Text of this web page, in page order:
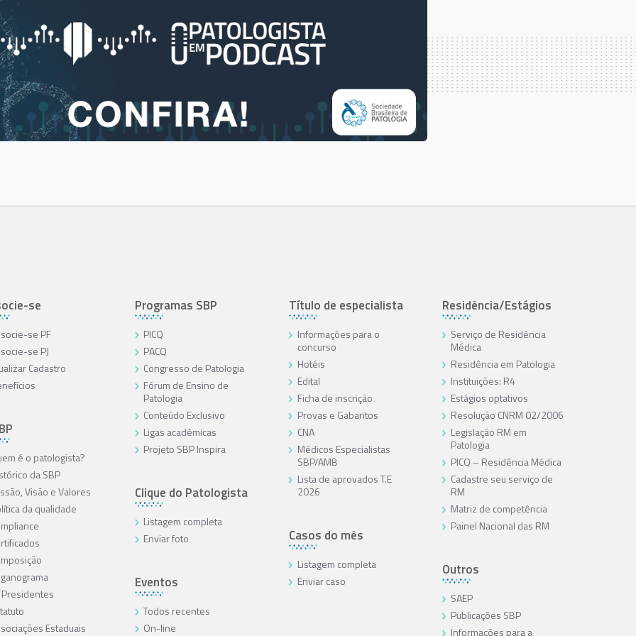
se
se PF
se PJ
Cadastro
é o patologista?
da SBP
Visão e Valores
da qualidade
Presidentes
Estaduais
Programas SBP
PICQ
PACQ
Congresso de Patologia
Fórum de Ensino de
Patologia
Conteúdo Exclusivo
Ligas acadêmicas
Projeto SBP Inspira
Clique do Patologista
Listagem completa
Enviar foto
Eventos
Todos recentes
On-line
Título de especialista
Informações para o
concurso
Hotéis
Edital
Ficha de inscrição
Provas e Gabaritos
CNA
Médicos Especialistas
SBP/AMB
Lista de aprovados T.E
2026
Casos do mês
Listagem completa
Enviar caso
Residência/Estágios
Serviço de Residência
Médica
Residência em Patologia
Instituições: R4
Estágios optativos
Resolução CNRM 02/2006
Legislação RM em
Patologia
PICQ – Residência Médica
Cadastre seu serviço de
RM
Matriz de competência
Painel Nacional das RM
Outros
SAEP
Publicações SBP
Informações para a